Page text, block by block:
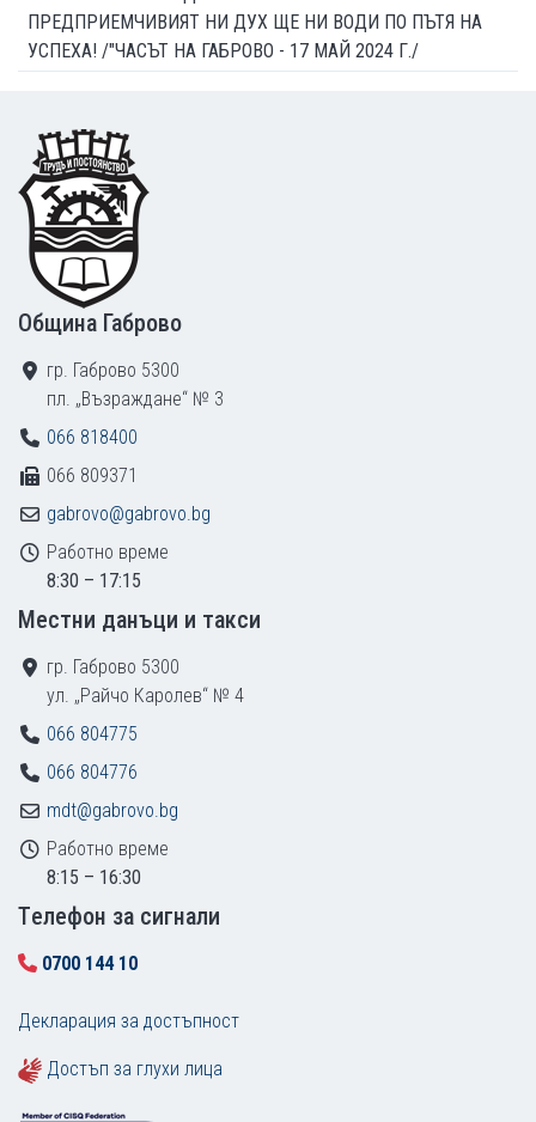
ПРЕДПРИЕМЧИВИЯТ НИ ДУХ ЩЕ НИ ВОДИ ПО ПЪТЯ НА
УСПЕХА! /"ЧАСЪТ НА ГАБРОВО - 17 МАЙ 2024 Г./
Footer
Община Габрово
гр. Габрово 5300
пл. „Възраждане“ № 3
066 818400
066 809371
gabrovo@gabrovo.bg
Работно време
8:30 – 17:15
Местни данъци и такси
гр. Габрово 5300
ул. „Райчо Каролев“ № 4
066 804775
066 804776
mdt@gabrovo.bg
Работно време
8:15 – 16:30
Tелефон за сигнали
0700 144 10
Декларация за достъпност
Достъп за глухи лица